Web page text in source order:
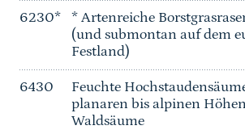
6230*
* Artenreiche
(und submontan auf dem
Festland)
6430
Feuchte
planaren bis alpinen
Waldsäume